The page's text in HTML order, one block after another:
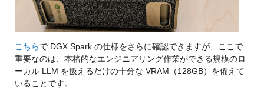
こちらで DGX Spark の仕様をさらに確認できますが、ここで
重要なのは、本格的なエンジニアリング作業ができる規模のロ
ーカル LLM を扱えるだけの十分な VRAM（128GB）を備えて
いることです。